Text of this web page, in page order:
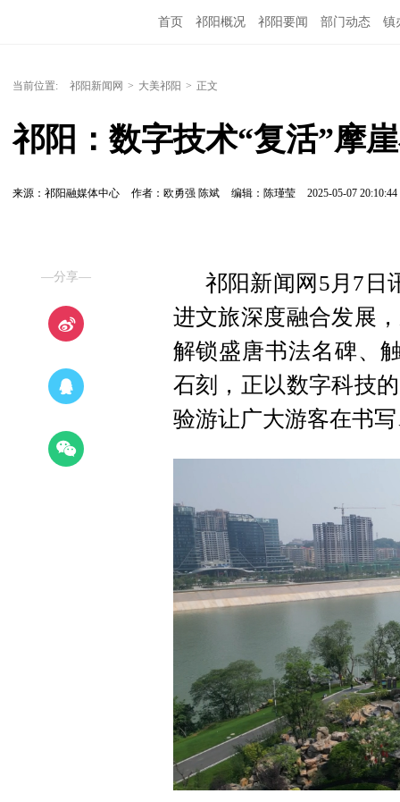
首页 祁阳概况 祁阳要闻 部门动态 镇
当前位置: 祁阳新闻网 > 大美祁阳 > 正文
祁阳：数字技术“复活”摩
来源：祁阳融媒体中心 作者：欧勇强 陈斌 编辑：陈瑾莹 2025-05-07 20:10:44
—分享—
祁阳新闻网5月7日
进文旅深度融合发展
解锁盛唐书法名碑、
石刻，正以数字科技
验游让广大游客在书